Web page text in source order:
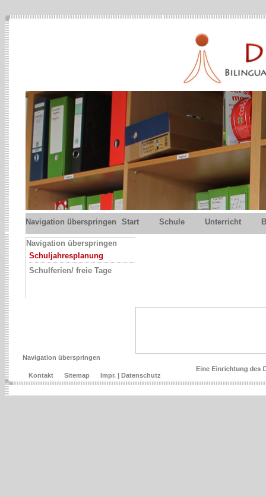
Navigation überspringen Start Schule Unterricht
Navigation überspringen
Schuljahresplanung
Schulferien/ freie Tage
Navigation überspringen
Kontakt Sitemap Impr. | Datenschutz